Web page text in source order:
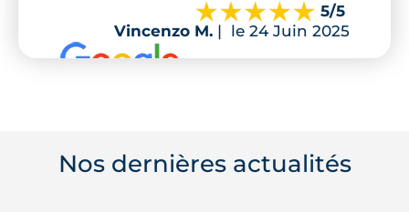
5/5
Vincenzo M. | le 24 Juin 2025
Nos dernières actualités